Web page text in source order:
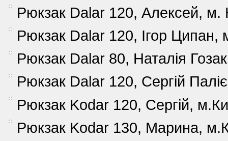
Рюкзак Dalar 120, Алексей, м.
Рюкзак Dalar 120, Ігор Ципан,
Рюкзак Dalar 80, Наталія
Рюкзак Dalar 120, Сергій
Рюкзак Kodar 120, Сергій,
Рюкзак Kodar 130, Марина,